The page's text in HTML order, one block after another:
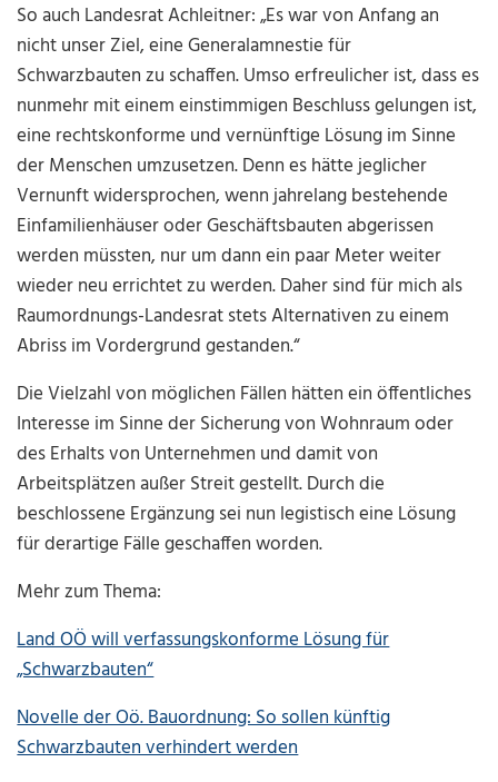
So auch Landesrat Achleitner: „Es war von Anfang an
nicht unser Ziel, eine Generalamnestie für
Schwarzbauten zu schaffen. Umso erfreulicher ist, dass es
nunmehr mit einem einstimmigen Beschluss gelungen ist,
eine rechtskonforme und vernünftige Lösung im Sinne
der Menschen umzusetzen. Denn es hätte jeglicher
Vernunft widersprochen, wenn jahrelang bestehende
Einfamilienhäuser oder Geschäftsbauten abgerissen
werden müssten, nur um dann ein paar Meter weiter
wieder neu errichtet zu werden. Daher sind für mich als
Raumordnungs-Landesrat stets Alternativen zu einem
Abriss im Vordergrund gestanden.“
Die Vielzahl von möglichen Fällen hätten ein öffentliches
Interesse im Sinne der Sicherung von Wohnraum oder
des Erhalts von Unternehmen und damit von
Arbeitsplätzen außer Streit gestellt. Durch die
beschlossene Ergänzung sei nun legistisch eine Lösung
für derartige Fälle geschaffen worden.
Mehr zum Thema:
Land OÖ will verfassungskonforme Lösung für
„Schwarzbauten“
Novelle der Oö. Bauordnung: So sollen künftig
Schwarzbauten verhindert werden